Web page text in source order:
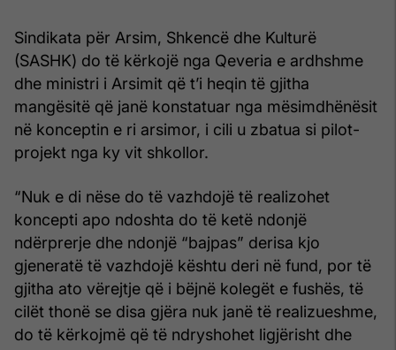
Sindikata për Arsim, Shkencë dhe Kulturë
(SASHK) do të kërkojë nga Qeveria e ardhshme
dhe ministri i Arsimit që t’i heqin të gjitha
mangësitë që janë konstatuar nga mësimdhënësit
në konceptin e ri arsimor, i cili u zbatua si pilot-
projekt nga ky vit shkollor.
“Nuk e di nëse do të vazhdojë të realizohet
koncepti apo ndoshta do të ketë ndonjë
ndërprerje dhe ndonjë “bajpas” derisa kjo
gjeneratë të vazhdojë kështu deri në fund, por të
gjitha ato vërejtje që i bëjnë kolegët e fushës, të
cilët thonë se disa gjëra nuk janë të realizueshme,
do të kërkojmë që të ndryshohet ligjërisht dhe